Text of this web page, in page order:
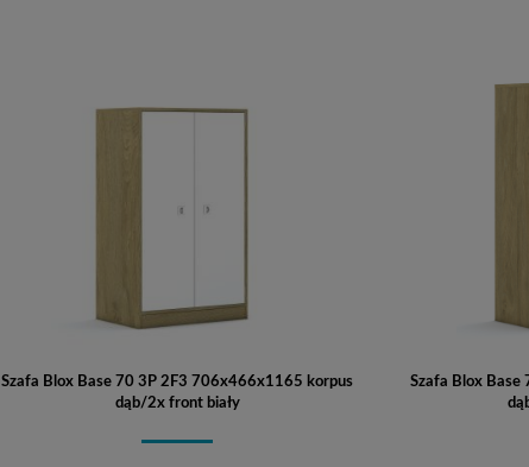
Szafa Blox Base 70 3P 2F3 706x466x1165 korpus
dąb/2x front biały
Szafa Blox